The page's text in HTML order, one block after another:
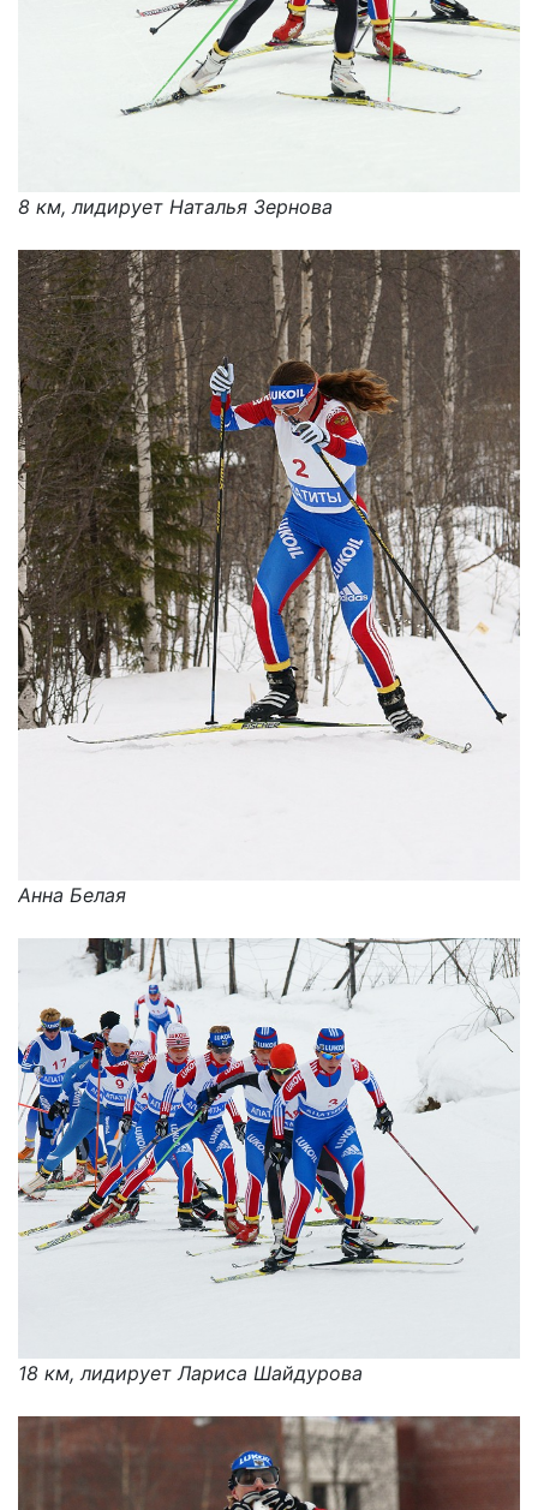
8 км, лидирует Наталья Зернова
Анна Белая
18 км, лидирует Лариса Шайдурова